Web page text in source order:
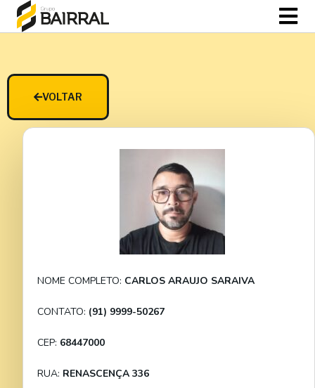
VOLTAR
NOME COMPLETO: CARLOS ARAUJO SARAIVA
CONTATO: (91) 9999-50267
CEP: 68447000
RUA: RENASCENÇA 336